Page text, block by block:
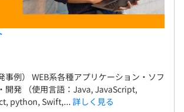
例） WEB系各種アプリケーション・ソフ
開発 （使用言語：Java, JavaScript,
python, Swift,... 詳しく見る